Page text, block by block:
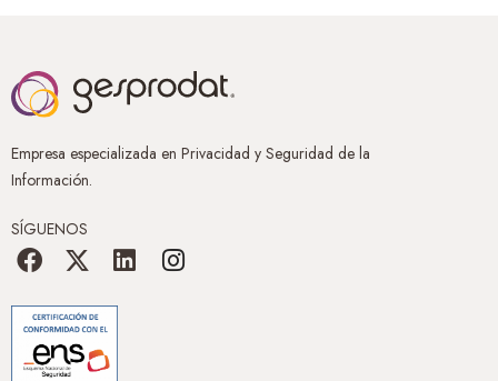
Empresa especializada en Privacidad y Seguridad de la
Información.
SÍGUENOS